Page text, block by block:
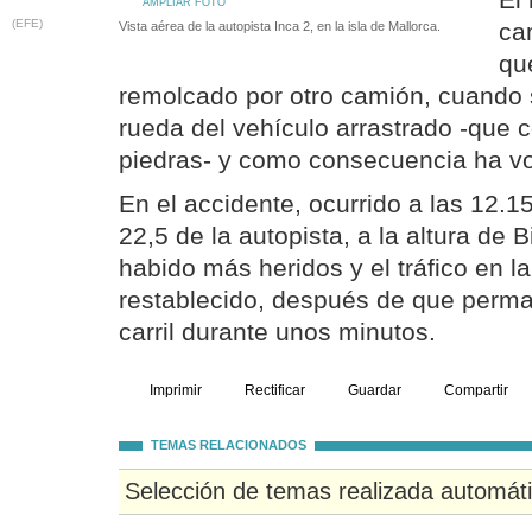
AMPLIAR FOTO
(EFE) Vista aérea de la autopista Inca 2, en la isla de Mallorca.
remolcado por otro camión,
rueda del vehículo arrastrado -que
piedras- y como consecuencia ha
En el accidente, ocurrido a las
22,5 de la autopista, a la altura de
habido más heridos y el tráfico en
restablecido, después de que
carril durante unos minutos.
Imprimir Rectificar Guardar Compartir
TEMAS RELACIONADOS
Selección de temas realizada